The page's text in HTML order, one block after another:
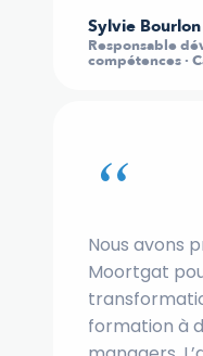
Sylvie Bourlon
Responsable
compétences ·
“
Nous avons
Moortgat
formation à